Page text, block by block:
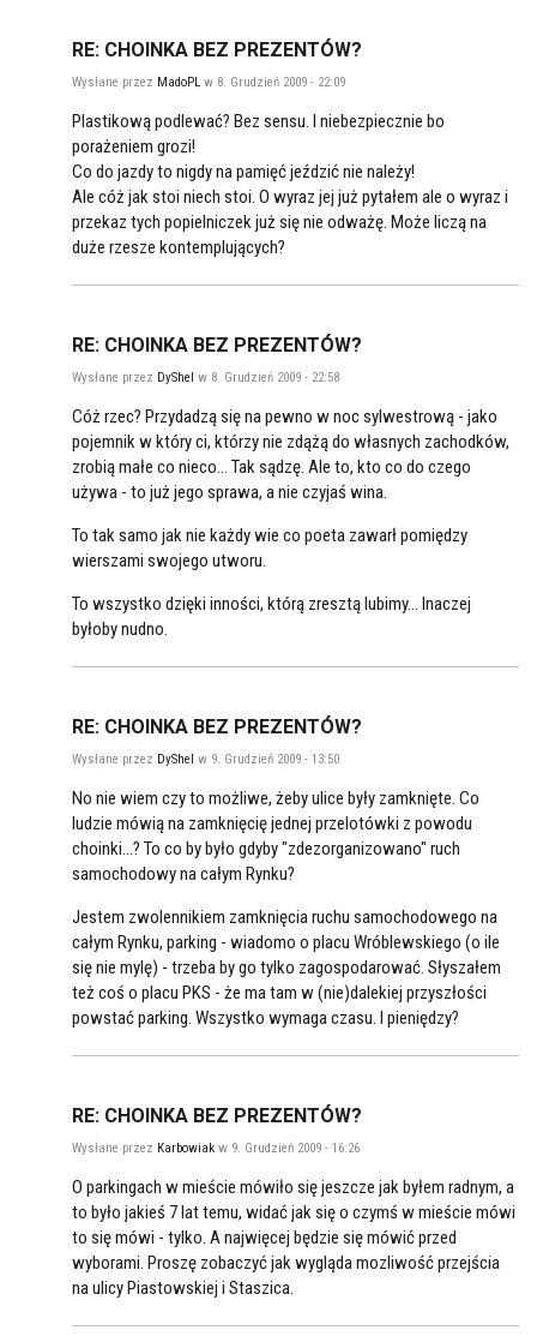
RE: CHOINKA BEZ PREZENTÓW?
Wysłane przez MadoPL w 8. Grudzień 2009 - 22:09
Plastikową podlewać? Bez sensu. I niebezpiecznie bo
porażeniem grozi!
Co do jazdy to nigdy na pamięć jeździć nie należy!
Ale cóż jak stoi niech stoi. O wyraz jej już pytałem ale o wyraz i
przekaz tych popielniczek już się nie odważę. Może liczą na
duże rzesze kontemplujących?
RE: CHOINKA BEZ PREZENTÓW?
Wysłane przez DyShel w 8. Grudzień 2009 - 22:58
Cóż rzec? Przydadzą się na pewno w noc sylwestrową - jako
pojemnik w który ci, którzy nie zdążą do własnych zachodków,
zrobią małe co nieco... Tak sądzę. Ale to, kto co do czego
używa - to już jego sprawa, a nie czyjaś wina.
To tak samo jak nie każdy wie co poeta zawarł pomiędzy
wierszami swojego utworu.
To wszystko dzięki inności, którą zresztą lubimy... Inaczej
byłoby nudno.
RE: CHOINKA BEZ PREZENTÓW?
Wysłane przez DyShel w 9. Grudzień 2009 - 13:50
No nie wiem czy to możliwe, żeby ulice były zamknięte. Co
ludzie mówią na zamknięcię jednej przelotówki z powodu
choinki...? To co by było gdyby "zdezorganizowano" ruch
samochodowy na całym Rynku?
Jestem zwolennikiem zamknięcia ruchu samochodowego na
całym Rynku, parking - wiadomo o placu Wróblewskiego (o ile
się nie mylę) - trzeba by go tylko zagospodarować. Słyszałem
też coś o placu PKS - że ma tam w (nie)dalekiej przyszłości
powstać parking. Wszystko wymaga czasu. I pieniędzy?
RE: CHOINKA BEZ PREZENTÓW?
Wysłane przez Karbowiak w 9. Grudzień 2009 - 16:26
O parkingach w mieście mówiło się jeszcze jak byłem radnym, a
to było jakieś 7 lat temu, widać jak się o czymś w mieście mówi
to się mówi - tylko. A najwięcej będzie się mówić przed
wyborami. Proszę zobaczyć jak wygląda mozliwość przejścia
na ulicy Piastowskiej i Staszica.